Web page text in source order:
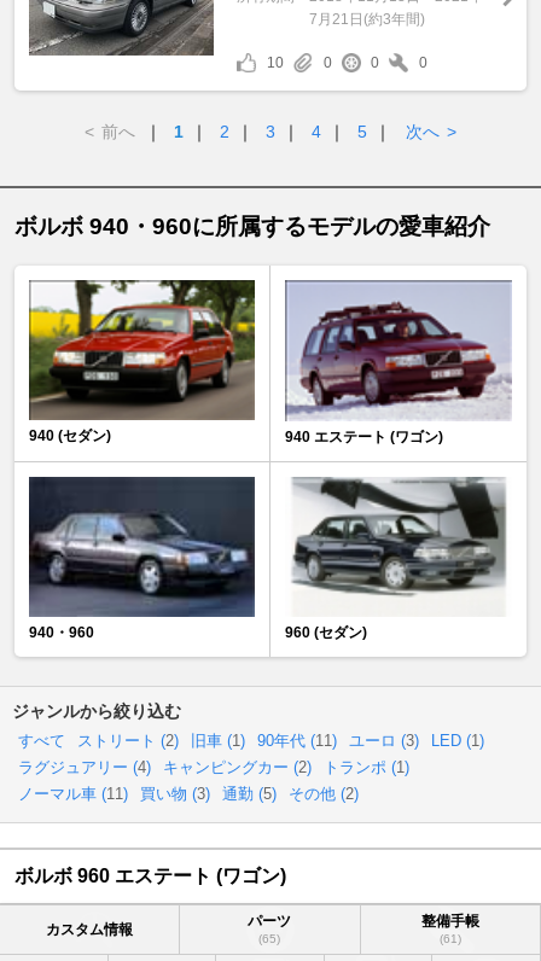
7月21日(約3年間)
10 0 0 0
< 前へ ｜ 1 ｜ 2 ｜ 3 ｜ 4 ｜ 5 ｜ 次へ >
ボルボ 940・960に所属するモデルの愛車紹介
940 (セダン) 940 エステート (ワゴン)
940・960 960 (セダン)
ジャンルから絞り込む
すべて ストリート (2) 旧車 (1) 90年代 (11) ユーロ (3) LED (1)
ラグジュアリー (4) キャンピングカー (2) トランポ (1)
ノーマル車 (11) 買い物 (3) 通勤 (5) その他 (2)
ボルボ 960 エステート (ワゴン)
カスタム情報 パーツ
(65)
整備手帳
(61)